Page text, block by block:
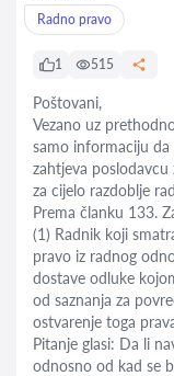
Radno pravo
1 515
Poštovani,
Vezano uz
samo informaciju
zahtjeva poslodavcu
za cijelo razdoblje
Prema članku 133.
(1) Radnik koji
pravo iz radnog
dostave odluke
od saznanja za
ostvarenje toga
Pitanje glasi: Da li
odnosno od kad se